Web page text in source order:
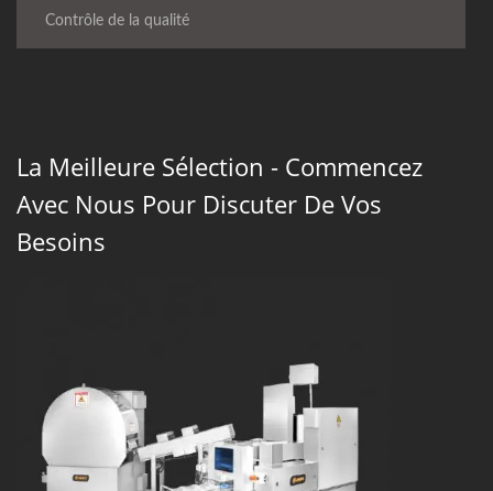
Contrôle de la qualité
La Meilleure Sélection - Commencez
Avec Nous Pour Discuter De Vos
Besoins